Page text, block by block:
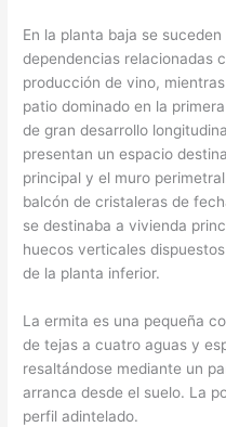
En la planta baja se
dependencias relacionadas
producción de vino,
patio dominado en la
de gran desarrollo
presentan un espacio
principal y el muro
balcón de cristaleras de
se destinaba a vivienda
huecos verticales
de la planta inferior.
La ermita es una pequeña
de tejas a cuatro aguas y
resaltándose mediante un
arranca desde el suelo. La
perfil adintelado.